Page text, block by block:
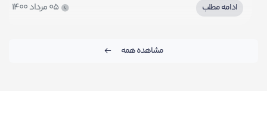
ادامه مطلب 05 مرداد 1400
مشاهده همه